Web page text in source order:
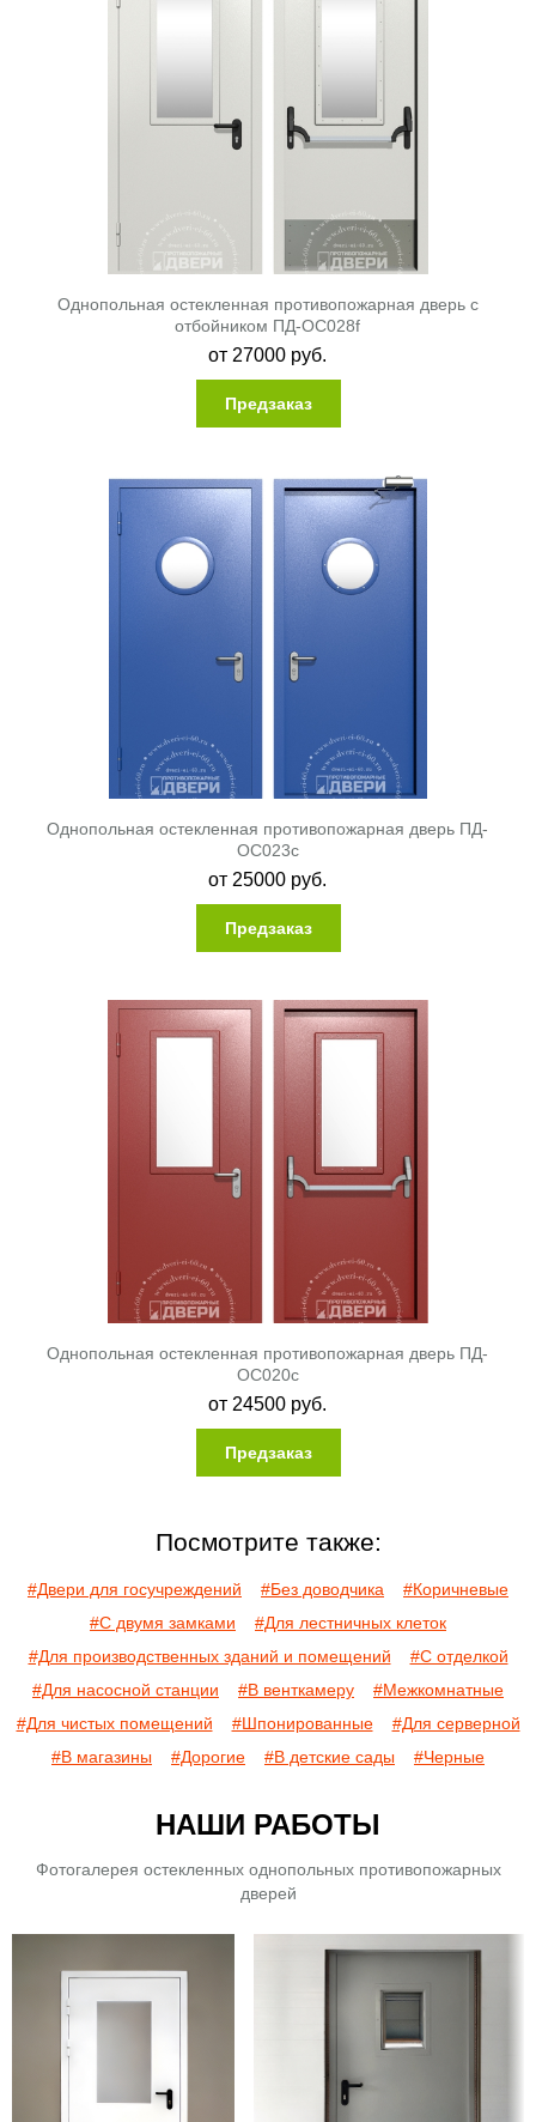
Однопольная остекленная противопожарная дверь с
отбойником ПД-ОС028f
от 27000 руб.
Предзаказ
Однопольная остекленная противопожарная дверь ПД-
ОС023c
от 25000 руб.
Предзаказ
Однопольная остекленная противопожарная дверь ПД-
ОС020c
от 24500 руб.
Предзаказ
Посмотрите также:
#Двери для госучреждений #Без доводчика
#Коричневые
#С двумя замками
#Для лестничных клеток
#Для производственных зданий и помещений
#С отделкой
#Для насосной станции
#В венткамеру
#Межкомнатные
#Для чистых помещений
#Шпонированные
#Для серверной
#В магазины
#Дорогие #В детские сады #Черные
НАШИ РАБОТЫ
Фотогалерея остекленных однопольных противопожарных
дверей